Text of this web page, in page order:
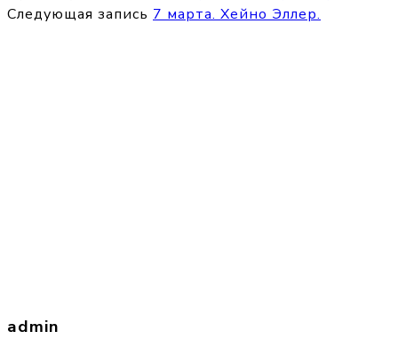
Следующая запись 7 марта. Хейно Эллер.
admin